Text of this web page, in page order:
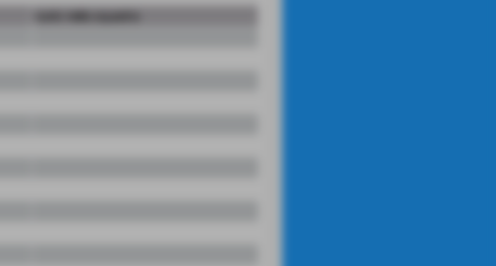
ruolo nella squadra